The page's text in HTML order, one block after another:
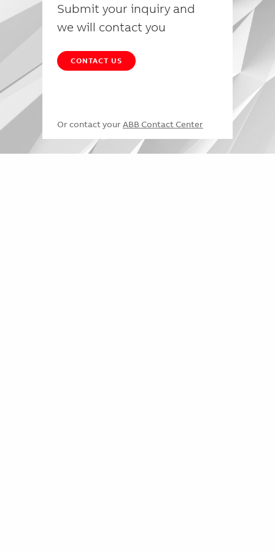
Submit your inquiry and
we will contact you
CONTACT US
Or contact your ABB Contact Center